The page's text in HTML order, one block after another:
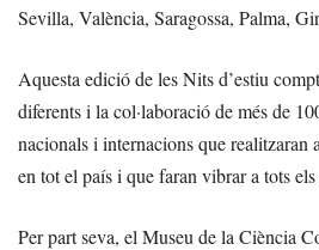
Sevilla, València, Saragossa, Palma,
Aquesta edició de les Nits d’estiu
diferents i la col·laboració de més de
nacionals i internacions que realitzaran
en tot el país i que faran vibrar a tots els
Per part seva, el Museu de la Ciència